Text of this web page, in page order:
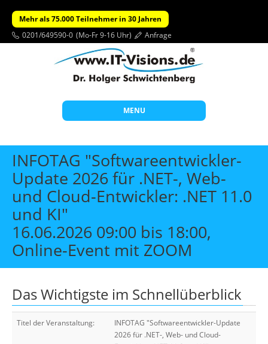
Mehr als 75.000 Teilnehmer in 30 Jahren
0201/649590-0 (Mo-Fr 9-16 Uhr) Anfrage
MENU
Start
Themen
Beratung
Offene Seminare
Wissen
Suche
INFOTAG "Softwareentwickler-
Update 2026 für .NET-, Web-
und Cloud-Entwickler: .NET 11.0
und KI"
16.06.2026 09:00 bis 18:00,
Online-Event mit ZOOM
Das Wichtigste im Schnellüberblick
Titel der Veranstaltung:
INFOTAG "Softwareentwickler-Update
2026 für .NET-, Web- und Cloud-